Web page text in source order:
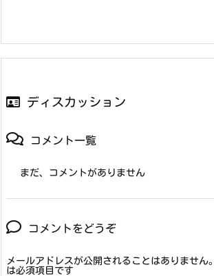
ディスカッション
コメント一覧
まだ、コメントがありません
コメントをどうぞ
メールアドレスが公開されることはありません。
は必須項目です